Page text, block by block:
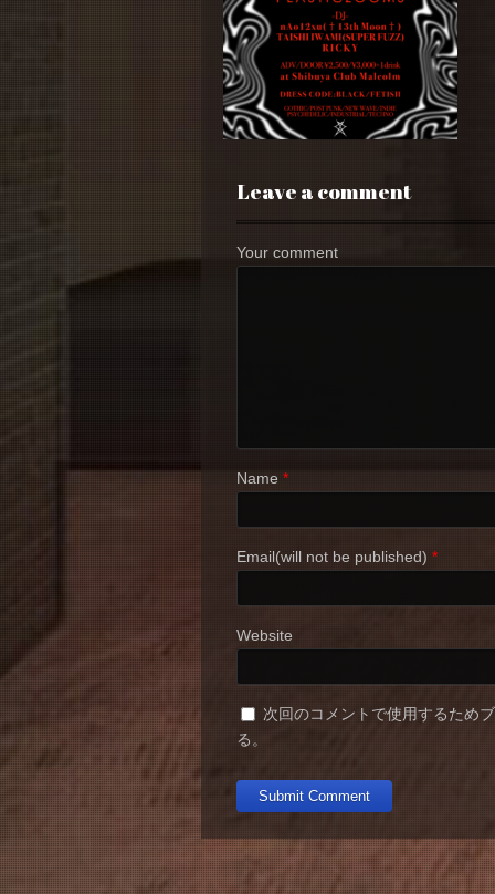
Leave a comment
Your comment
Name *
Email(will not be published) *
Website
次回のコメントで使用するため
る。